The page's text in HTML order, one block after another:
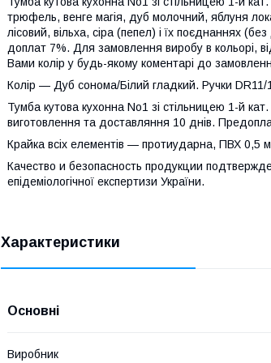
трюфель, венге магія, дуб молочний, яблуня
лісовий, вільха, сіра (пепел) і їх поєднаннях
доплат 7%. Для замовлення виробу в кольорі,
Вами колір у будь-якому коментарі до
Колір — Дуб сонома/Білий гладкий. Ручки DR11/
Тумба кутова кухонна No1 зі стільницею 1-й
виготовлення та доставляння 10 днів.
Крайка всіх елементів — протиударна, ПВХ 0,5
Качество и безопасность продукции
епідеміологічної експертизи України.
Характеристики
Основні
Виробник